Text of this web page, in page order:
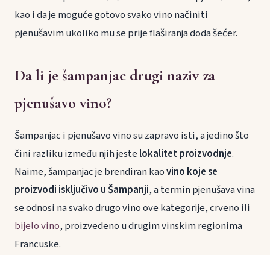
kao i da je moguće gotovo svako vino načiniti
pjenušavim ukoliko mu se prije flaširanja doda šećer.
Da li je šampanjac drugi naziv za
pjenušavo vino?
Šampanjac i pjenušavo vino su zapravo isti, a jedino što
čini razliku između njih jeste lokalitet proizvodnje.
Naime, šampanjac je brendiran kaovino koje se
proizvodi isključivo u Šampanji, a termin pjenušava vina
se odnosi na svako drugo vino ove kategorije, crveno ili
bijelo vino, proizvedeno u drugim vinskim regionima
Francuske.